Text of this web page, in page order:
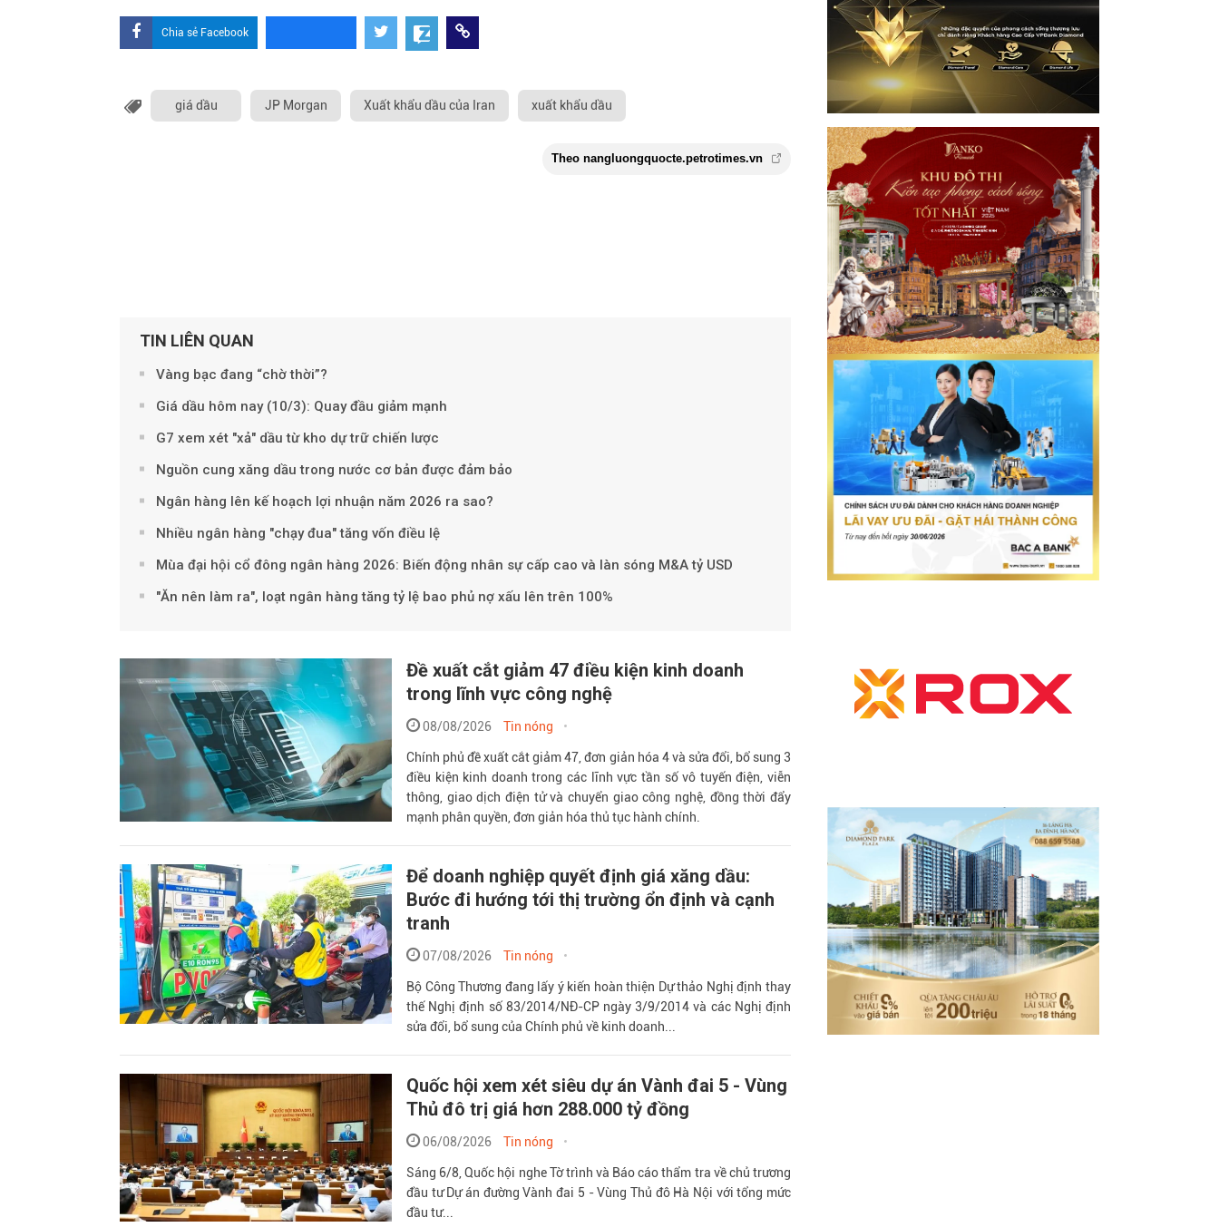
Chia sẻ Facebook
giá dầu JP Morgan Xuất khẩu dầu của Iran xuất khẩu dầu
Theo nangluongquocte.petrotimes.vn
TIN LIÊN QUAN
Vàng bạc đang “chờ thời”?
Giá dầu hôm nay (10/3): Quay đầu giảm mạnh
G7 xem xét "xả" dầu từ kho dự trữ chiến lược
Nguồn cung xăng dầu trong nước cơ bản được đảm bảo
Ngân hàng lên kế hoạch lợi nhuận năm 2026 ra sao?
Nhiều ngân hàng "chạy đua" tăng vốn điều lệ
Mùa đại hội cổ đông ngân hàng 2026: Biến động nhân sự cấp cao và làn sóng M&A tỷ USD
"Ăn nên làm ra", loạt ngân hàng tăng tỷ lệ bao phủ nợ xấu lên trên 100%
Đề xuất cắt giảm 47 điều kiện kinh doanh
trong lĩnh vực công nghệ
08/08/2026 Tin nóng
Chính phủ đề xuất cắt giảm 47, đơn giản hóa 4 và sửa đổi, bổ sung 3
điều kiện kinh doanh trong các lĩnh vực tần số vô tuyến điện, viễn
thông, giao dịch điện tử và chuyển giao công nghệ, đồng thời đẩy
mạnh phân quyền, đơn giản hóa thủ tục hành chính.
Để doanh nghiệp quyết định giá xăng dầu:
Bước đi hướng tới thị trường ổn định và cạnh
tranh
07/08/2026 Tin nóng
Bộ Công Thương đang lấy ý kiến hoàn thiện Dự thảo Nghị định thay
thế Nghị định số 83/2014/NĐ-CP ngày 3/9/2014 và các Nghị định
sửa đổi, bổ sung của Chính phủ về kinh doanh...
Quốc hội xem xét siêu dự án Vành đai 5 - Vùng
Thủ đô trị giá hơn 288.000 tỷ đồng
06/08/2026 Tin nóng
Sáng 6/8, Quốc hội nghe Tờ trình và Báo cáo thẩm tra về chủ trương
đầu tư Dự án đường Vành đai 5 - Vùng Thủ đô Hà Nội với tổng mức
đầu tư...